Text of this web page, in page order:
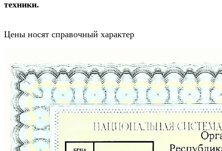
техники.
Цены носят справочный характер